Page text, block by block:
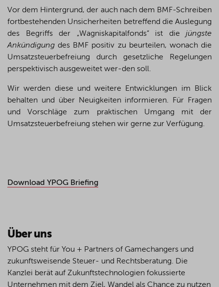
Vor dem Hintergrund, der auch nach dem BMF-Schreiben
fortbestehenden Unsicherheiten betreffend die Auslegung
des Begriffs der „Wagniskapitalfonds“ ist die jüngste
Ankündigung des BMF positiv zu beurteilen, wonach die
Umsatzsteuerbefreiung durch gesetzliche Regelungen
perspektivisch ausgeweitet wer-den soll.
Wir werden diese und weitere Entwicklungen im Blick
behalten und über Neuigkeiten informieren. Für Fragen
und Vorschläge zum praktischen Umgang mit der
Umsatzsteuerbefreiung stehen wir gerne zur Verfügung.
Download YPOG Briefing
Über uns
YPOG steht für You + Partners of Gamechangers und
zukunftsweisende Steuer- und Rechtsberatung. Die
Kanzlei berät auf Zukunftstechnologien fokussierte
Unternehmen mit dem Ziel, Wandel als Chance zu nutzen